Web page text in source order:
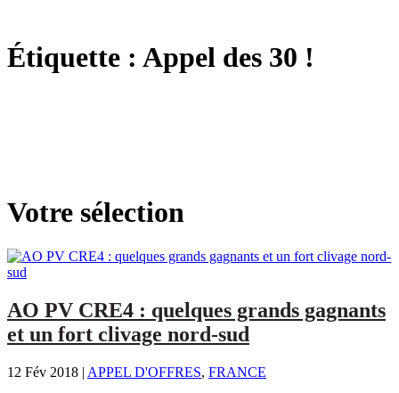
Étiquette : Appel des 30 !
Votre sélection
AO PV CRE4 : quelques grands gagnants
et un fort clivage nord-sud
12 Fév 2018 | APPEL D'OFFRES, FRANCE